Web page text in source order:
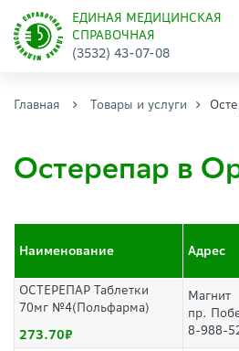
ЕДИНАЯ МЕДИЦИНСКАЯ
СПРАВОЧНАЯ
(3532) 43-07-08
Главная Товары и услуги
Остерепар в
Наименование Адрес
ОСТЕРЕПАР Таблетки
70мг №4(Польфарма)
273.70
Магнит
пр.
8-988-